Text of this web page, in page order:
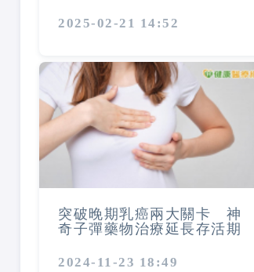
2025-02-21 14:52
突破晚期乳癌兩大關卡 神
奇子彈藥物治療延長存活期
2024-11-23 18:49